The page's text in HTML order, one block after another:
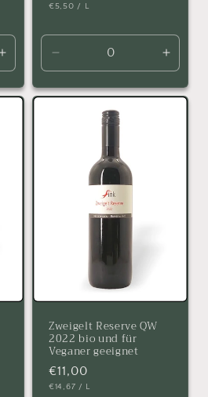
Erhöhe
die
Menge
Preis
GRUNDPREIS
€5,50 / PRO
L
Verringere
die
Menge
die
Menge
Zweigelt Reserve QW
2022 bio und für
Veganer geeignet
Normaler
Preis
€11,00
GRUNDPREIS
€14,67 / PRO
L